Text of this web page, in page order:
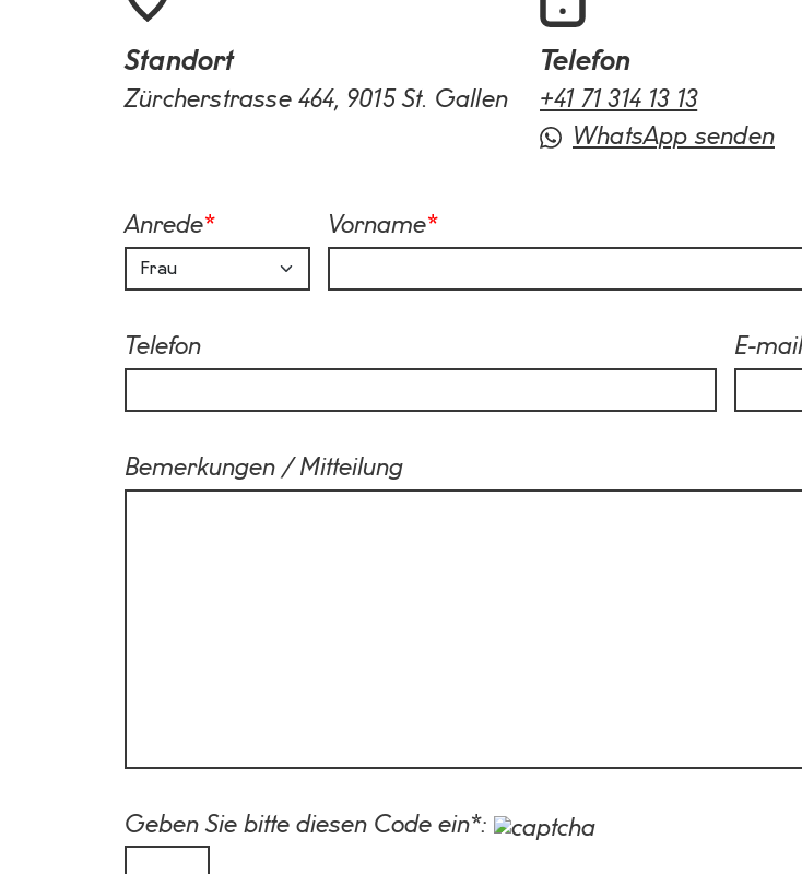
Standort
Zürcherstrasse 464, 9015 St. Gallen
Telefon
+41 71 314 13 13
WhatsApp senden
Anrede* Vorname*
Telefon E-mail
Bemerkungen / Mitteilung
Geben Sie bitte diesen Code ein*: